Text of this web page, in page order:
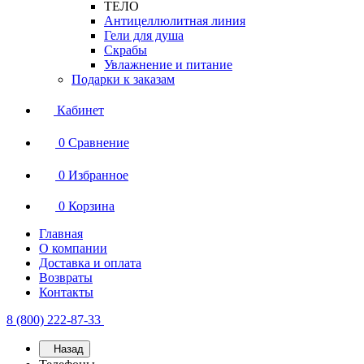
ТЕЛО
Антицеллюлитная линия
Гели для душа
Скрабы
Увлажнение и питание
Подарки к заказам
Кабинет
0 Сравнение
0 Избранное
0 Корзина
Главная
О компании
Доставка и оплата
Возвраты
Контакты
8 (800) 222-87-33
Назад